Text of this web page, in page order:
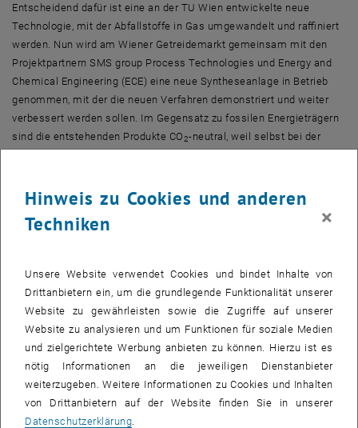
Entscheidend dafür ist eine an der TU Wien entwickelte neue
Technologie, mit der Abfallstoffe in Gas umgewandelt und raffiniert
werden. Nun wird am Wiener Getreidemarkt gemeinsam mit den
Projektpartnern SMSgroup Process Technologies und Energy and
Chemical Engineering (ECE) eine neue Syntheseanlage in Betrieb
genommen, mit der die neuen Verfahren demonstriert und weiter
verbessert werden sollen. Im Gegensatz zu fossilen Energieträgern
sind die entstehenden Produkte CO2-neutral, weil selbst bei der
Die Bio-Variante von Erdgas und Diesel
„Mit unserer Anlage können hochwertige Energieträger, wie zum
Eine ganz ähnliche Prozesskette erlaubt auch die Herstellung von
hochreinem Wasserstoff oder flüssigen Treibstoffen mit
dieselähnlichen Eigenschaften. Solche Initiativen werden sowohl in
nationalen als auch in europäischen Verordnungen von der Politik
gefordert“, sagt Prof. Hermann Hofbauer vomInstitut für
Verfahrenstechnik, Umwelttechnik und Technische
Biowissenschaften
, öffnet eine externe URL in einem neuen Fenster
der TU Wien. Aus ökologischer und
wirtschaftlicher Sicht ist es allerdings nicht sinnvoll, für die
Erzeugung solcher Produkte Pflanzen zu verwenden, die eigens für
Hinweis zu Cookies und anderen
Techniken
×
Unsere Website verwendet Cookies und bindet Inhalte von
Drittanbietern ein, um die grundlegende Funktionalität unserer
Website zu gewährleisten sowie die Zugriffe auf unserer
Website zu analysieren und um Funktionen für soziale Medien
und zielgerichtete Werbung anbieten zu können. Hierzu ist es
nötig Informationen an die jeweiligen Dienstanbieter
weiterzugeben. Weitere Informationen zu Cookies und Inhalten
von Drittanbietern auf der Website finden Sie in unserer
Datenschutzerklärung